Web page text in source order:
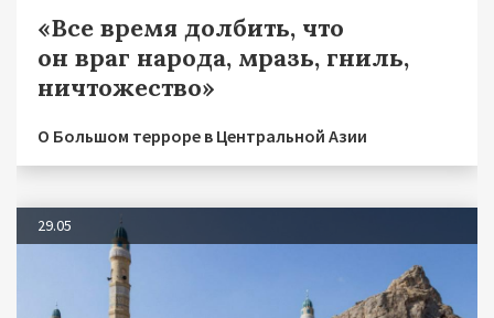
«Все время долбить, что
он враг народа, мразь, гниль,
ничтожество»
О Большом терроре в Центральной Азии
29.05